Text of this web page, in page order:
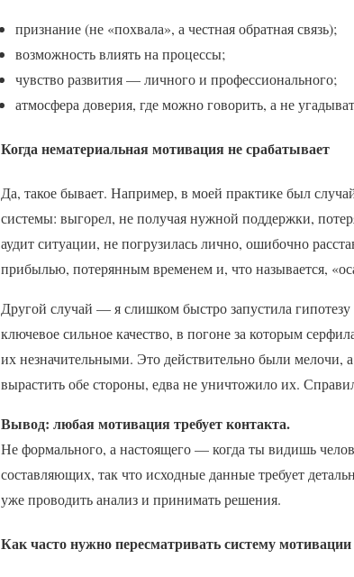
признание (не «похвала», а честная обратная связь);
возможность влиять на процессы;
чувство развития — личного и профессионального;
атмосфера доверия, где можно говорить, а не
Когда нематериальная мотивация не срабатывает
Да, такое бывает. Например, в моей практике был
системы: выгорел, не получая нужной поддержки,
аудит ситуации, не погрузилась лично, ошибочно
прибылью, потерянным временем и, что называется,
Другой случай — я слишком быстро запустила
ключевое сильное качество, в погоне за которым
их незначительными. Это действительно были мелочи,
вырастить обе стороны, едва не уничтожило их.
Вывод: любая мотивация требует контакта.
Не формального, а настоящего — когда ты видишь
составляющих, так что исходные данные требует
уже проводить анализ и принимать решения.
Как часто нужно пересматривать систему мотивации